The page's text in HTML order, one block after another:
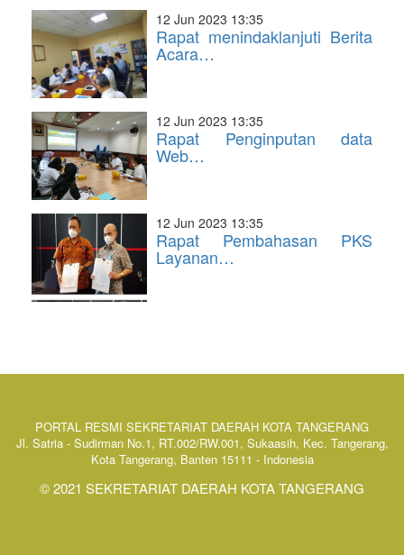
12 Jun 2023 13:35
Rapat menindaklanjuti Berita
Acara…
12 Jun 2023 13:35
Rapat Penginputan data
Web…
12 Jun 2023 13:35
Rapat Pembahasan PKS
Layanan…
PORTAL RESMI SEKRETARIAT DAERAH KOTA TANGERANG
Jl. Satria - Sudirman No.1, RT.002/RW.001, Sukaasih, Kec. Tangerang,
Kota Tangerang, Banten 15111 - Indonesia
© 2021 SEKRETARIAT DAERAH KOTA TANGERANG